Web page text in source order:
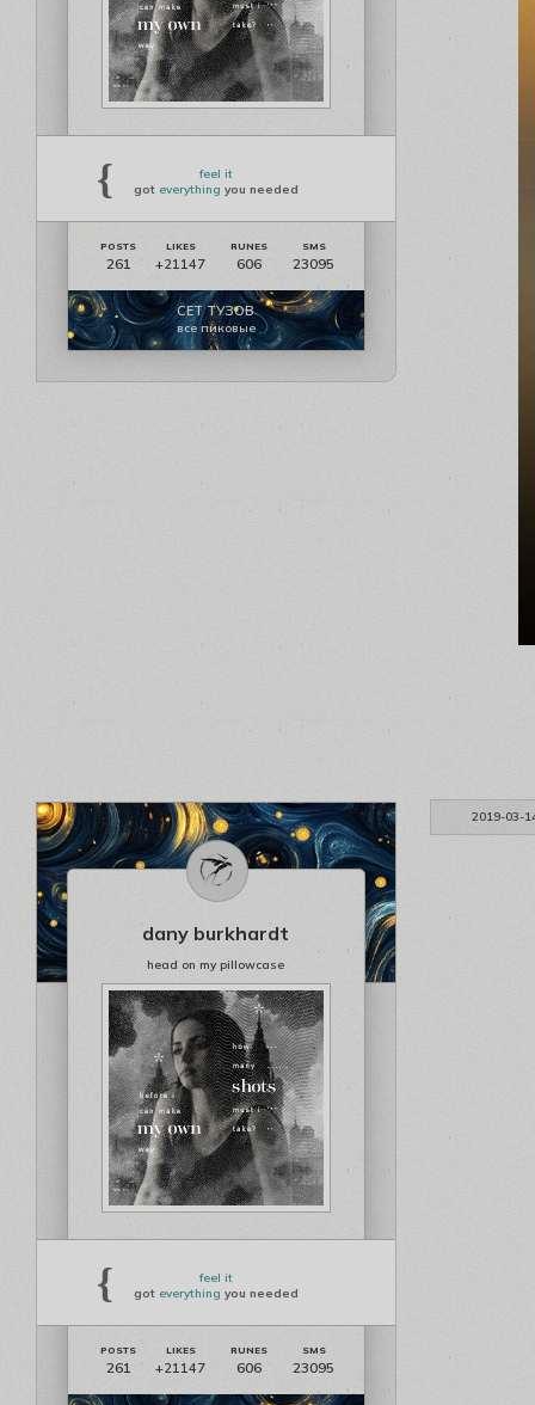
{
feel it
got everything you needed
261 +21147 606 23095
СЕТ ТУЗОВ
все пиковые
2019-03-
dany burkhardt
head on my pillowcase
{
feel it
got everything you needed
261 +21147 606 23095